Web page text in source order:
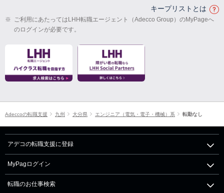
キープリストとは
※ ご利用にあたってはLHH転職エージェント（Adecco Group）のMyPageへ
のログインが必要です。
Adeccoの転職支援 九州 大分県 エンジニア（電気・電子・機械）系 転勤なし
アデコの転職支援に登録
MyPagログイン
転職のお仕事検索